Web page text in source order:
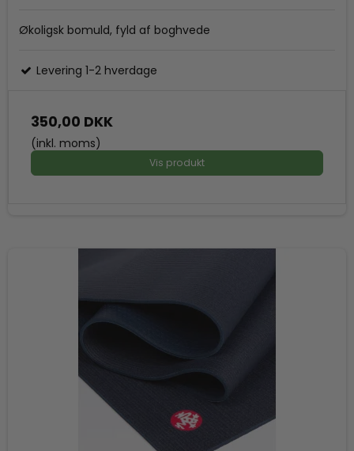
Økoligsk bomuld, fyld af boghvede
Levering 1-2 hverdage
350,00 DKK
(inkl. moms)
Vis produkt